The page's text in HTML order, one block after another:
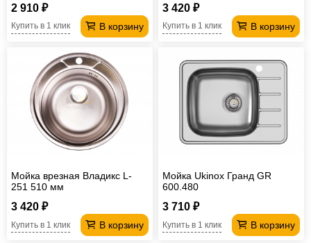
2 910 ₽
В корзину
Купить в 1 клик
3 420 ₽
В корзину
Купить в 1 клик
Мойка врезная Владикс L-
251 510 мм
3 420 ₽
В корзину
Купить в 1 клик
Мойка Ukinox Гранд GR
600.480
3 710 ₽
В корзину
Купить в 1 клик